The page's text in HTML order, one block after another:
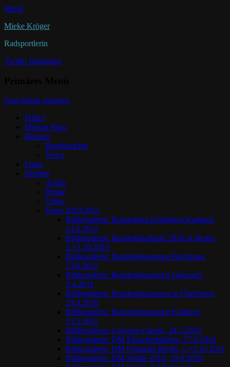
Menü
Mieke Kröger
Radsportlerin
Twitter Instagram
Zum Inhalt springen
Hallo!
Miekes Blog
Rennen
Rennberichte
News
Fotos
Medien
Audio
Presse
Video
Fotos 2010/2011
Bildergalerie: Bundesliga-Zeitfahren Karbach,
14.5.2011
Bildergalerie: Bundesligafinale 2010 in Berlin,
2.+3.10.2010
Bildergalerie: Bundesligarennen Buchenau,
13.6.2011
Bildergalerie: Bundesligarennen Günzach,
3.4.2011
Bildergalerie: Bundesligarennen in Überherrn,
25.4.2010
Bildergalerie: Bundesligarennen Karbach,
15.5.2011
Bildergalerie: Cologne Classic, 24.5.2010
Bildergalerie: DM Einzelzeitfahren, 27.6.2010
Bildergalerie: DM Omnium Berlin, 1.+2.10.2011
Bildergalerie: DM Straße 2010, 19.6.2010